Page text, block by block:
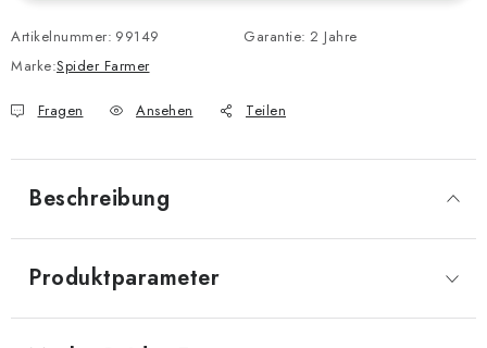
Artikelnummer: 99149
Marke:Spider Farmer
Garantie: 2 Jahre
Fragen Ansehen Teilen
Beschreibung
Produktparameter